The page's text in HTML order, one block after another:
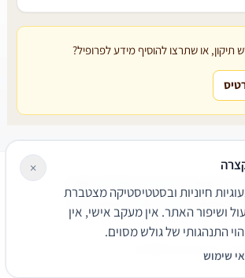
או שתרצו להוסיף מידע לפרופיל?
דרושים צור קשר נגישותפרטיות
חיוניות ובסטטיסטיקה מצטברת
ושיפור האתר. אין מעקב אישי, אין
התנהגותי של גולש מסוים.
שימוש
×